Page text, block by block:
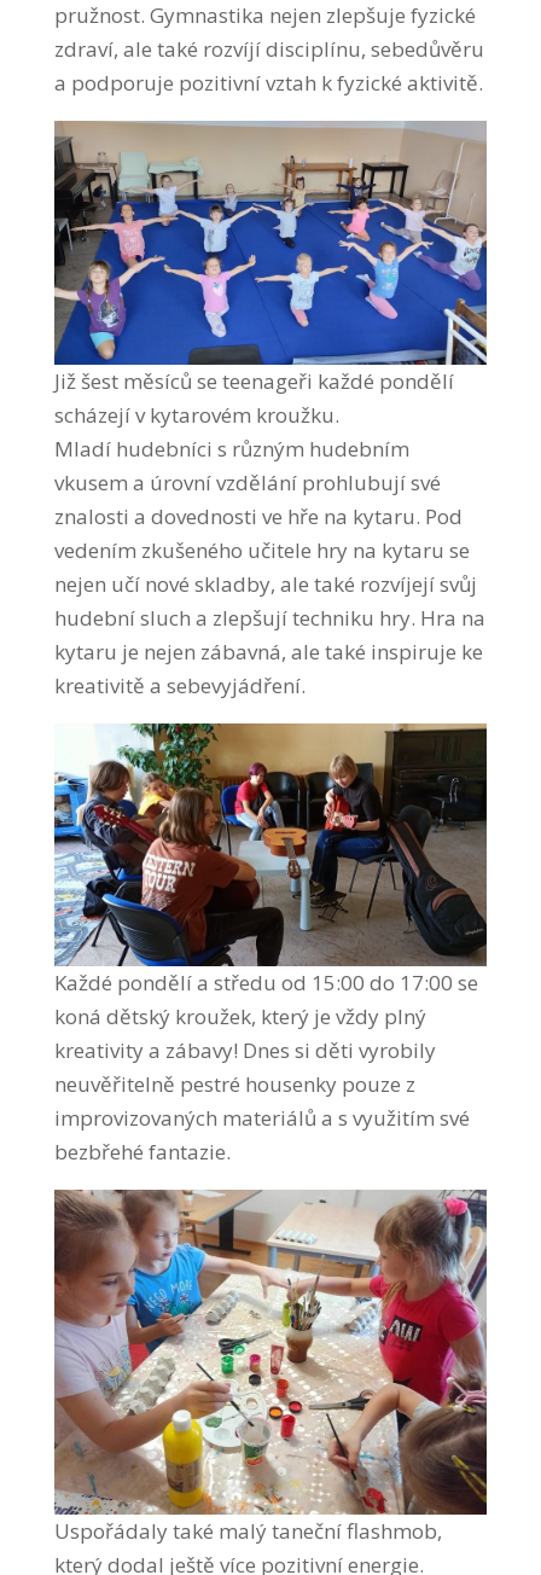
pružnost. Gymnastika nejen zlepšuje fyzické
zdraví, ale také rozvíjí disciplínu, sebedůvěru
a podporuje pozitivní vztah k fyzické aktivitě.
Již šest měsíců se teenageři každé pondělí
scházejí v kytarovém kroužku.
Mladí hudebníci s různým hudebním
vkusem a úrovní vzdělání prohlubují své
znalosti a dovednosti ve hře na kytaru. Pod
vedením zkušeného učitele hry na kytaru se
nejen učí nové skladby, ale také rozvíjejí svůj
hudební sluch a zlepšují techniku hry. Hra na
kytaru je nejen zábavná, ale také inspiruje ke
kreativitě a sebevyjádření.
Každé pondělí a středu od 15:00 do 17:00 se
koná dětský kroužek, který je vždy plný
kreativity a zábavy! Dnes si děti vyrobily
neuvěřitelně pestré housenky pouze z
improvizovaných materiálů a s využitím své
bezbřehé fantazie.
Uspořádaly také malý taneční flashmob,
který dodal ještě více pozitivní energie.